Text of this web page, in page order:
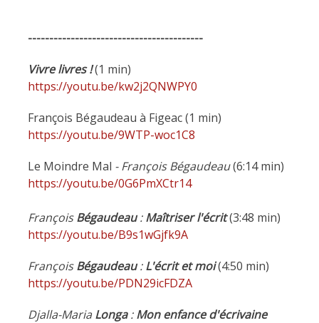
-----------------------------------------
Vivre livres !(1 min)
https://youtu.be/kw2j2QNWPY0
François Bégaudeau à Figeac (1 min)
https://youtu.be/9WTP-woc1C8
Le Moindre Mal - François Bégaudeau(6:14 min)
https://youtu.be/0G6PmXCtr14
FrançoisBégaudeau:Maîtriser l'écrit(3:48 min)
https://youtu.be/B9s1wGjfk9A
FrançoisBégaudeau:L'écrit et moi(4:50 min)
https://youtu.be/PDN29icFDZA
Djalla-Maria Longa:Mon enfance d'écrivaine